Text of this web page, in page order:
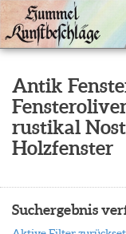
Antik
rustikal
Holzfenster
Suchergebnis